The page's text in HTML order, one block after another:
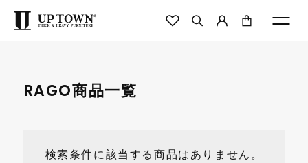
RAGO商品一覧
検索条件に該当する商品はありません。